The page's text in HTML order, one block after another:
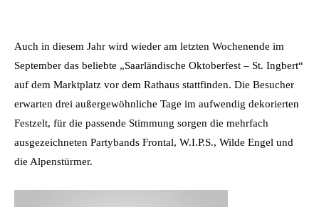
Auch in diesem Jahr wird wieder am letzten Wochenende im
September das beliebte „Saarländische Oktoberfest – St. Ingbert“
auf dem Marktplatz vor dem Rathaus stattfinden. Die Besucher
erwarten drei außergewöhnliche Tage im aufwendig dekorierten
Festzelt, für die passende Stimmung sorgen die mehrfach
ausgezeichneten Partybands Frontal, W.I.P.S., Wilde Engel und
die Alpenstürmer.